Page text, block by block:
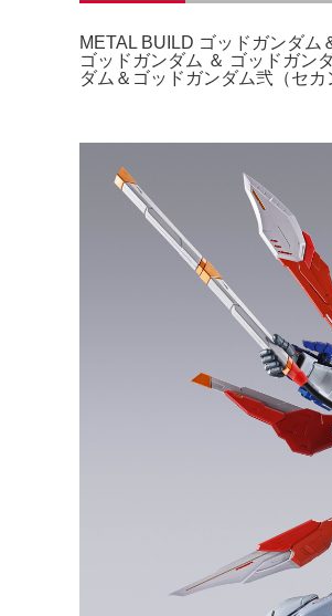
METAL BUILD ゴッドガンダ
ゴッドガンダム ＆ ゴッドガン
ダム＆ゴッドガンダム弐（セカ